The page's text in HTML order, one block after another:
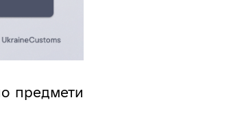
предмети